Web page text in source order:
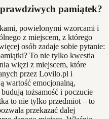
pamiątek?
powielonymi wzorcami i
z miejscem, z którego
osób zadaje sobie pytanie:
To nie tylko kwestia
więzi z miejscem, które
przez Lovilo.pl i
wartość emocjonalną,
tożsamość i poczucie
to nie tylko przedmiot – to
przekazać dalej